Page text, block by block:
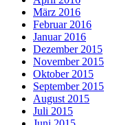
März 2016
Februar 2016
Januar 2016
Dezember 2015
November 2015
Oktober 2015
September 2015
August 2015
Juli 2015